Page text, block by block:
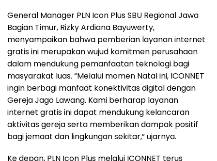
General Manager PLN Icon Plus SBU Regional Jawa
Bagian Timur, Rizky Ardiana Bayuwerty,
menyampaikan bahwa pemberian layanan internet
gratis ini merupakan wujud komitmen perusahaan
dalam mendukung pemanfaatan teknologi bagi
masyarakat luas. “Melalui momen Natal ini, ICONNET
ingin berbagi manfaat konektivitas digital dengan
Gereja Jago Lawang. Kami berharap layanan
internet gratis ini dapat mendukung kelancaran
aktivitas gereja serta memberikan dampak positif
bagi jemaat dan lingkungan sekitar,” ujarnya.
Ke depan, PLN Icon Plus melalui ICONNET terus